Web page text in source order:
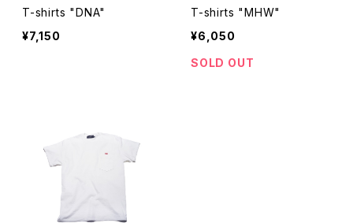
T-shirts "DNA"
¥7,150
T-shirts "MHW"
¥6,050
SOLD OUT